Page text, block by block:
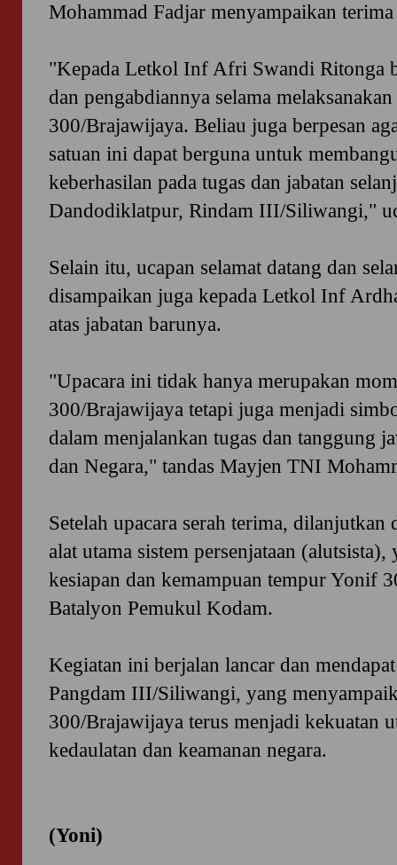
Mohammad Fadjar menyampaikan
"Kepada Letkol Inf Afri Swandi Ritonga
dan pengabdiannya selama
300/Brajawijaya. Beliau juga berpesan
satuan ini dapat berguna untuk
keberhasilan pada tugas dan jabatan
Dandodiklatpur, Rindam III/Siliwangi,"
Selain itu, ucapan selamat datang dan
disampaikan juga kepada Letkol Inf
atas jabatan barunya.
"Upacara ini tidak hanya merupakan
300/Brajawijaya tetapi juga menjadi
dalam menjalankan tugas dan tanggung
dan Negara," tandas Mayjen TNI
Setelah upacara serah terima, dilanjutkan
alat utama sistem persenjataan
kesiapan dan kemampuan tempur Yonif
Batalyon Pemukul Kodam.
Kegiatan ini berjalan lancar dan
Pangdam III/Siliwangi, yang
300/Brajawijaya terus menjadi kekuatan
kedaulatan dan keamanan negara.
(Yoni)